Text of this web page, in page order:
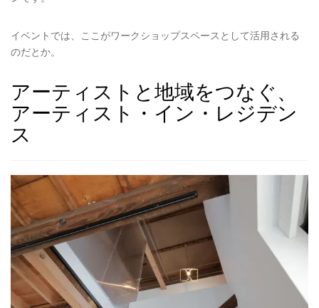
イベントでは、ここがワークショップスペースとして活用される
のだとか。
アーティストと地域をつなぐ、
アーティスト・イン・レジデン
ス